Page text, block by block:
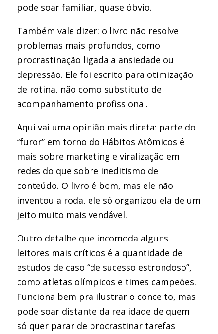
pode soar familiar, quase óbvio.
Também vale dizer: o livro não resolve
problemas mais profundos, como
procrastinação ligada a ansiedade ou
depressão. Ele foi escrito para otimização
de rotina, não como substituto de
acompanhamento profissional.
Aqui vai uma opinião mais direta: parte do
“furor” em torno do Hábitos Atômicos é
mais sobre marketing e viralização em
redes do que sobre ineditismo de
conteúdo. O livro é bom, mas ele não
inventou a roda, ele só organizou ela de um
jeito muito mais vendável.
Outro detalhe que incomoda alguns
leitores mais críticos é a quantidade de
estudos de caso “de sucesso estrondoso”,
como atletas olímpicos e times campeões.
Funciona bem pra ilustrar o conceito, mas
pode soar distante da realidade de quem
só quer parar de procrastinar tarefas